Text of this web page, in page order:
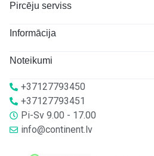
Pircēju serviss
Informācija
Noteikumi
+37127793450
+37127793451
Pi-Sv 9.00 - 17.00
info@continent.lv